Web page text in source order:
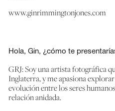
www.ginrimmingtonjones.com
Hola, Gin, ¿cómo te
GRJ: Soy una artista fotográfica
Inglaterra, y me apasiona
evolución entre los seres
relación anidada.